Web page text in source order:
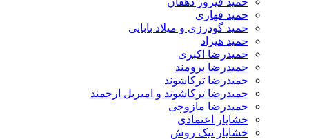
حمید قهاری
حمید گودرزی و میلاد بابایی
حمید هیراد
حمیدرضا اکبری
حمیدرضا برومند
حمیدرضا ترکاشوند
حمیدرضا ترکاشوند و امیریل ارجمند
حمیدرضا مازوچی
خشایار اعتمادی
خشایار نیک روش